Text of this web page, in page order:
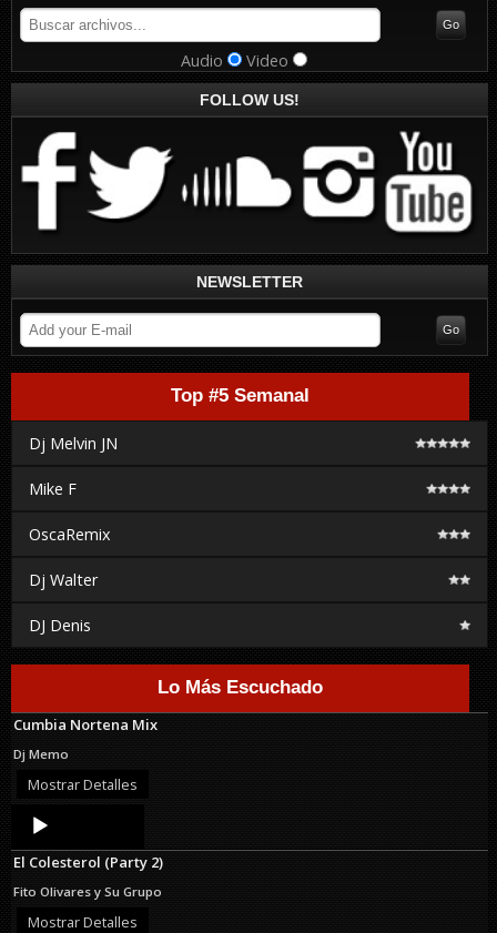
Audio Video
FOLLOW US!
NEWSLETTER
Top #5 Semanal
Dj Melvin JN
Mike F
OscaRemix
Dj Walter
DJ Denis
Lo Más Escuchado
Cumbia Nortena Mix
Dj Memo
Mostrar Detalles
Audio
Player
El Colesterol (Party 2)
Fito Olivares y Su Grupo
Mostrar Detalles